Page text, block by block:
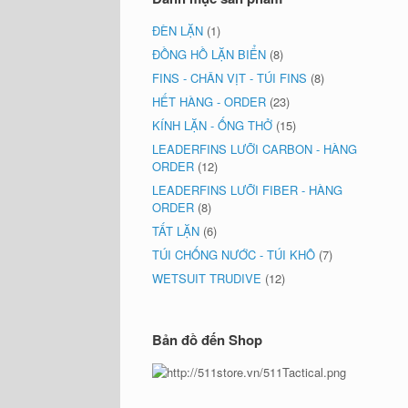
ĐÈN LẶN (1)
ĐỒNG HỒ LẶN BIỂN (8)
FINS - CHÂN VỊT - TÚI FINS (8)
HẾT HÀNG - ORDER (23)
KÍNH LẶN - ỐNG THỞ (15)
LEADERFINS LƯỠI CARBON - HÀNG
ORDER (12)
LEADERFINS LƯỠI FIBER - HÀNG
ORDER (8)
TẤT LẶN (6)
TÚI CHỐNG NƯỚC - TÚI KHÔ (7)
WETSUIT TRUDIVE (12)
Bản đồ đến Shop